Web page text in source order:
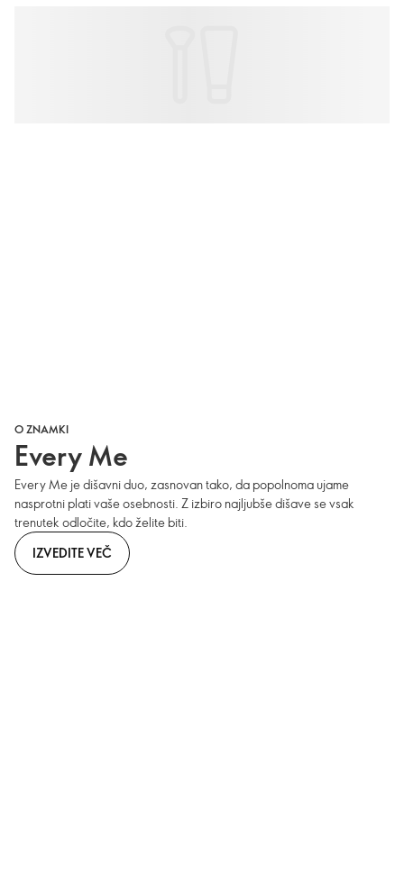
O ZNAMKI
Every Me
Every Me je dišavni duo, zasnovan tako, da popolnoma ujame
nasprotni plati vaše osebnosti. Z izbiro najljubše dišave se vsak
trenutek odločite, kdo želite biti.
IZVEDITE VEČ